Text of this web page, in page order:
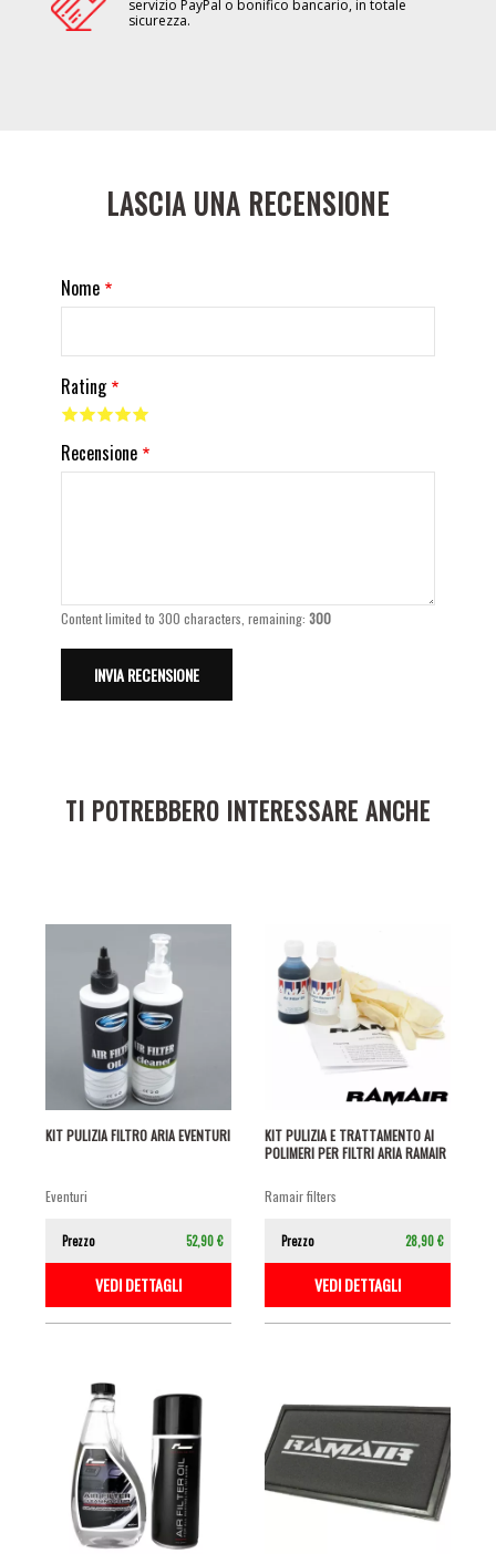
servizio PayPal o bonifico bancario, in totale
sicurezza.
LASCIA UNA RECENSIONE
Nome
Rating
Recensione
Content limited to 300 characters, remaining:300
TI POTREBBERO INTERESSARE ANCHE
KIT PULIZIA FILTRO ARIA EVENTURI
eventuri
Prezzo 52,90 €
VEDI DETTAGLI
KIT PULIZIA E TRATTAMENTO AI
POLIMERI PER FILTRI ARIA RAMAIR
ramair filters
Prezzo 28,90 €
VEDI DETTAGLI